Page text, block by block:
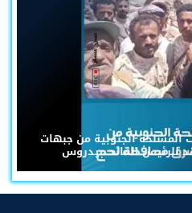
المسلحة الجنوبية من جبهات
للرئيس القائد عيدروس